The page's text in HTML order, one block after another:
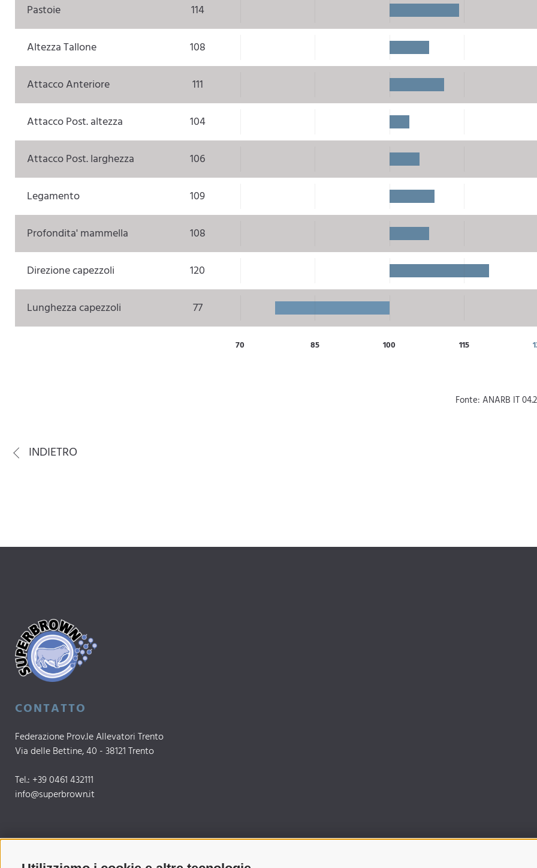
Pastoie 114
Altezza Tallone 108
Attacco Anteriore 111
Attacco Post. altezza 104
Attacco Post. larghezza 106
Legamento 109
Profondita' mammella 108
Direzione capezzoli 120
Lunghezza capezzoli 77
70 85 100 115
Fonte: ANARB IT
INDIETRO
CONTATTO
Federazione Prov.le Allevatori Trento
Via delle Bettine, 40 - 38121 Trento
Tel.: +39 0461 432111
info@superbrown.it
SEMPRE AGGIORNATI